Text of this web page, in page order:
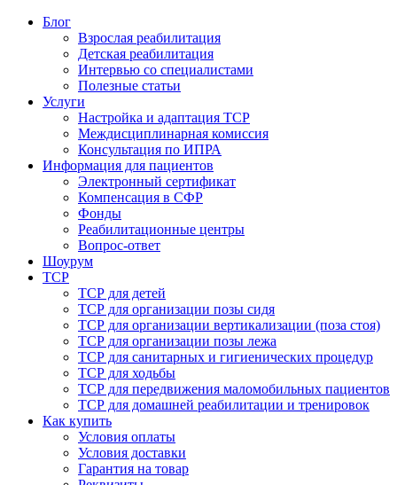
Блог
Взрослая реабилитация
Детская реабилитация
Интервью со специалистами
Полезные статьи
Услуги
Настройка и адаптация ТСР
Междисциплинарная комиссия
Консультация по ИПРА
Информация для пациентов
Электронный сертификат
Компенсация в СФР
Фонды
Реабилитационные центры
Вопрос-ответ
Шоурум
ТСР
ТСР для детей
ТСР для организации позы сидя
ТСР для организации вертикализации (поза стоя)
ТСР для организации позы лежа
ТСР для санитарных и гигиенических процедур
ТСР для ходьбы
ТСР для передвижения маломобильных пациентов
ТСР для домашней реабилитации и тренировок
Как купить
Условия оплаты
Условия доставки
Гарантия на товар